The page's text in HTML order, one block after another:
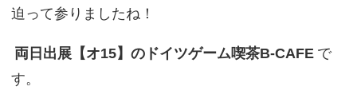
迫って参りましたね！
両日出展【オ15】のドイツゲーム喫茶B-CAFE で
す。